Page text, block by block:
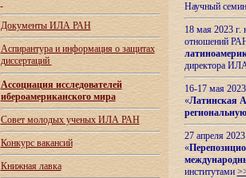
Документы ИЛА РАН
Аспирантура и информация о защитах
диссертаций
Ассоциация исследователей
ибероамериканского мира
Совет молодых ученых ИЛА РАН
Конкурс вакансий
Книжная лавка
Научный
18 мая 2023
отношений
директора
16-17 мая
«Латинская
27 апреля
«
институтами